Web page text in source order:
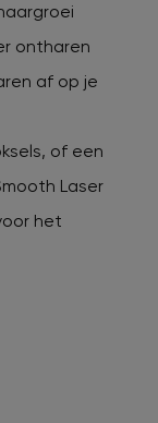
ontharen
af op je
of een
Laser
het